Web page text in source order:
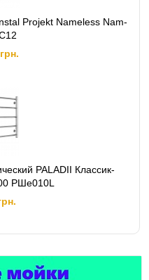
Projekt Nameless Nam-
PALADII Классик-
РШе010L